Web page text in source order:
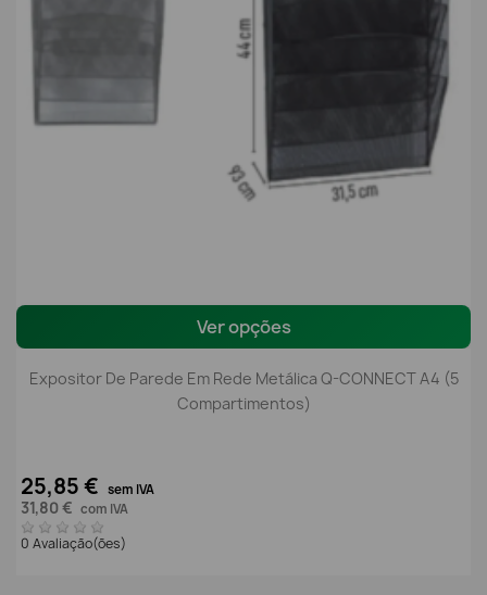
Ver opções
Expositor De Parede Em Rede Metálica Q-CONNECT A4 (5
Compartimentos)
25,85 € sem IVA
31,80 € com IVA
0 Avaliação(ões)